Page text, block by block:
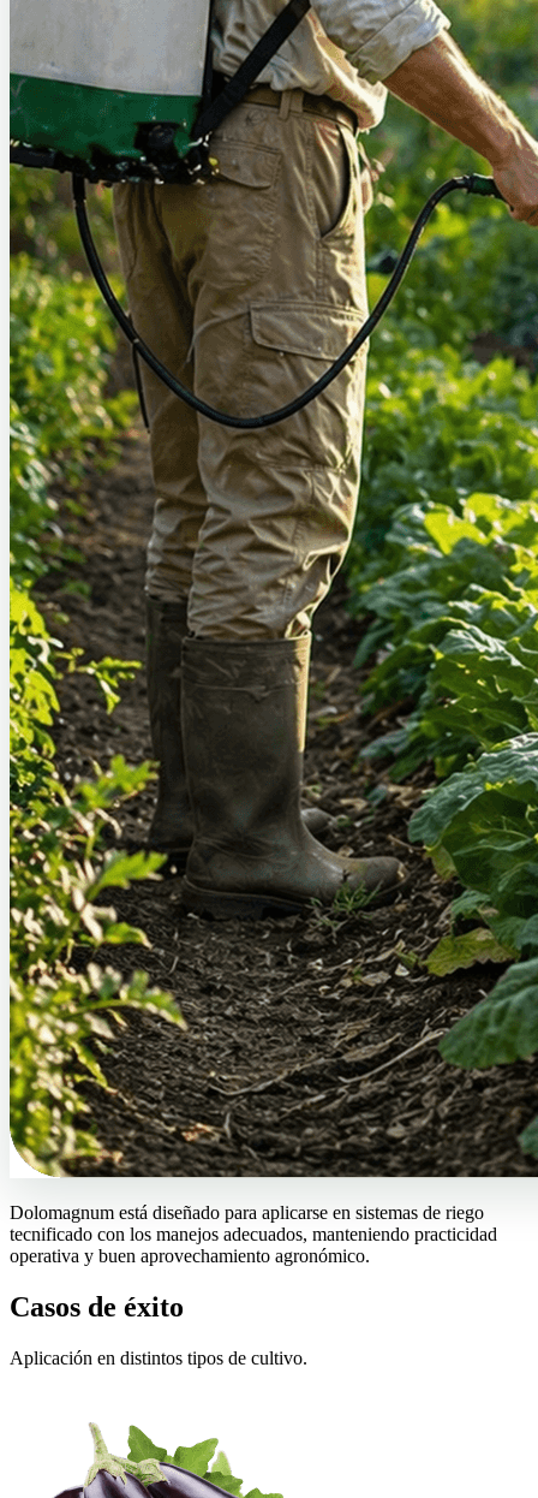
Dolomagnum está diseñado para aplicarse en sistemas de riego
tecnificado con los manejos adecuados, manteniendo practicidad
operativa y buen aprovechamiento agronómico.
Casos de éxito
Aplicación en distintos tipos de cultivo.